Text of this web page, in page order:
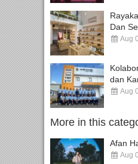
Dan
Aug
dan
Aug
More in this
Afan
Aug